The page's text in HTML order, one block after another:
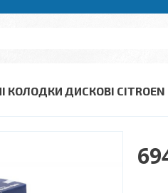
КОЛОДКИ ДИСКОВІ CITROEN